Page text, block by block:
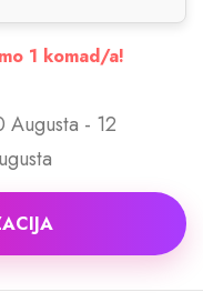
1 komad/a!
Augusta - 12